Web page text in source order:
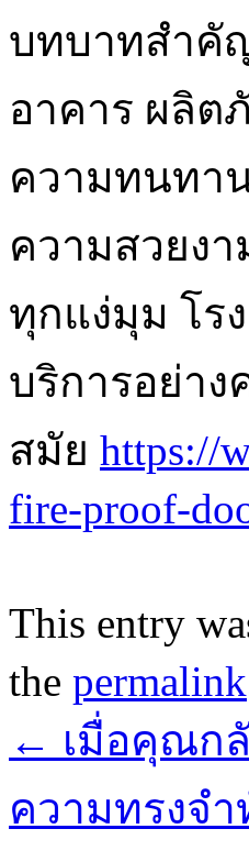
บทบาทสำคั
อาคาร ผลิต
ความทนทา
ความสวยง
ทุกแง่มุม โร
บริการอย่า
สมัย https://
fire-proof-
This entry
the permalink
← เมื่อคุณก
ความทรงจ